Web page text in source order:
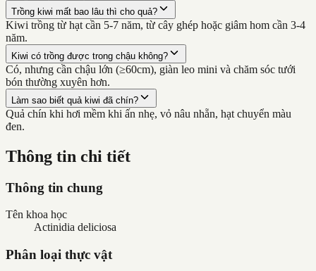
Trồng kiwi mất bao lâu thì cho quả?
Kiwi trồng từ hạt cần 5-7 năm, từ cây ghép hoặc giâm hom cần 3-4
năm.
Kiwi có trồng được trong chậu không?
Có, nhưng cần chậu lớn (≥60cm), giàn leo mini và chăm sóc tưới
bón thường xuyên hơn.
Làm sao biết quả kiwi đã chín?
Quả chín khi hơi mềm khi ấn nhẹ, vỏ nâu nhẵn, hạt chuyển màu
đen.
Thông tin chi tiết
Thông tin chung
Tên khoa học
Actinidia deliciosa
Phân loại thực vật